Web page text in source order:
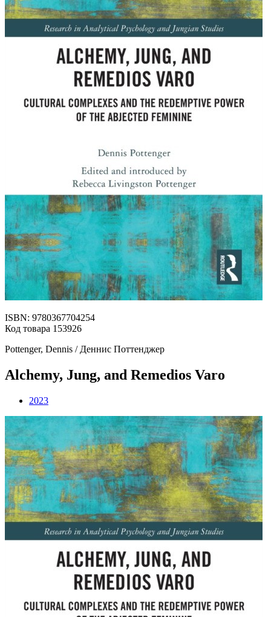
ISBN: 9780367704254
Код товара 153926
Pottenger, Dennis / Деннис Поттенджер
Alchemy, Jung, and Remedios Varo
2023